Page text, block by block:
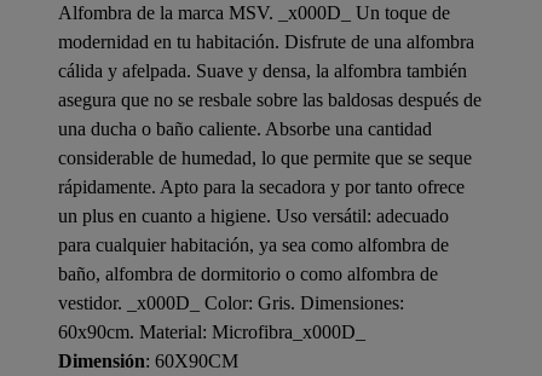
Alfombra de la marca MSV. _x000D_ Un toque de
modernidad en tu habitación. Disfrute de una alfombra
cálida y afelpada. Suave y densa, la alfombra también
asegura que no se resbale sobre las baldosas después de
una ducha o baño caliente. Absorbe una cantidad
considerable de humedad, lo que permite que se seque
rápidamente. Apto para la secadora y por tanto ofrece
un plus en cuanto a higiene. Uso versátil: adecuado
para cualquier habitación, ya sea como alfombra de
baño, alfombra de dormitorio o como alfombra de
vestidor. _x000D_ Color: Gris. Dimensiones:
60x90cm. Material: Microfibra_x000D_
Dimensión: 60X90CM